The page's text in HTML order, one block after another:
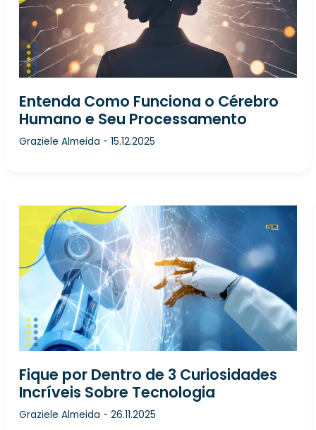
Entenda Como Funciona o Cérebro
Humano e Seu Processamento
Graziele Almeida -15.12.2025
Fique por Dentro de 3 Curiosidades
Incríveis Sobre Tecnologia
Graziele Almeida -26.11.2025